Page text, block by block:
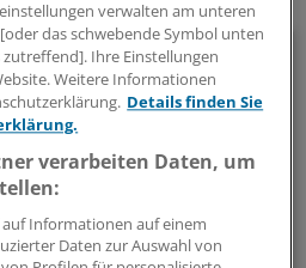
Demenz, Angststörungen und
Themenfeld stellen wir Ihnen
Update zusammen.
(Montag)
verwalten am unteren
das schwebende Symbol unten
Ihre Einstellungen
Weitere Informationen
Details finden Sie
verarbeiten Daten, um
Informationen auf einem
Daten zur Auswahl von